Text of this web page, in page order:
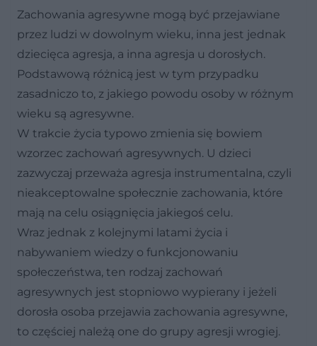
Zachowania agresywne mogą być przejawiane
przez ludzi w dowolnym wieku, inna jest jednak
dziecięca agresja, a inna agresja u dorosłych.
Podstawową różnicą jest w tym przypadku
zasadniczo to, z jakiego powodu osoby w różnym
wieku są agresywne.
W trakcie życia typowo zmienia się bowiem
wzorzec zachowań agresywnych. U dzieci
zazwyczaj przeważa agresja instrumentalna, czyli
nieakceptowalne społecznie zachowania, które
mają na celu osiągnięcia jakiegoś celu.
Wraz jednak z kolejnymi latami życia i
nabywaniem wiedzy o funkcjonowaniu
społeczeństwa, ten rodzaj zachowań
agresywnych jest stopniowo wypierany i jeżeli
dorosła osoba przejawia zachowania agresywne,
to częściej należą one do grupy agresji wrogiej.